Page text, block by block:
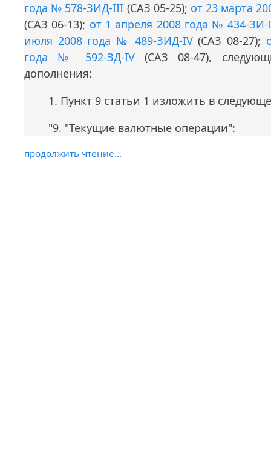
года № 578-ЗИД-III (САЗ 05-25); от 23 марта
(САЗ 06-13); от 1 апреля 2008 года № 434-ЗИ-
июля 2008 года № 489-ЗИД-IV(САЗ 08-27);
года № 592-ЗД-IV(САЗ 08-47),
дополнения:
1. Пункт 9 статьи 1 изложить в
"9. "Текущие валютные операции":
продолжить чтение...